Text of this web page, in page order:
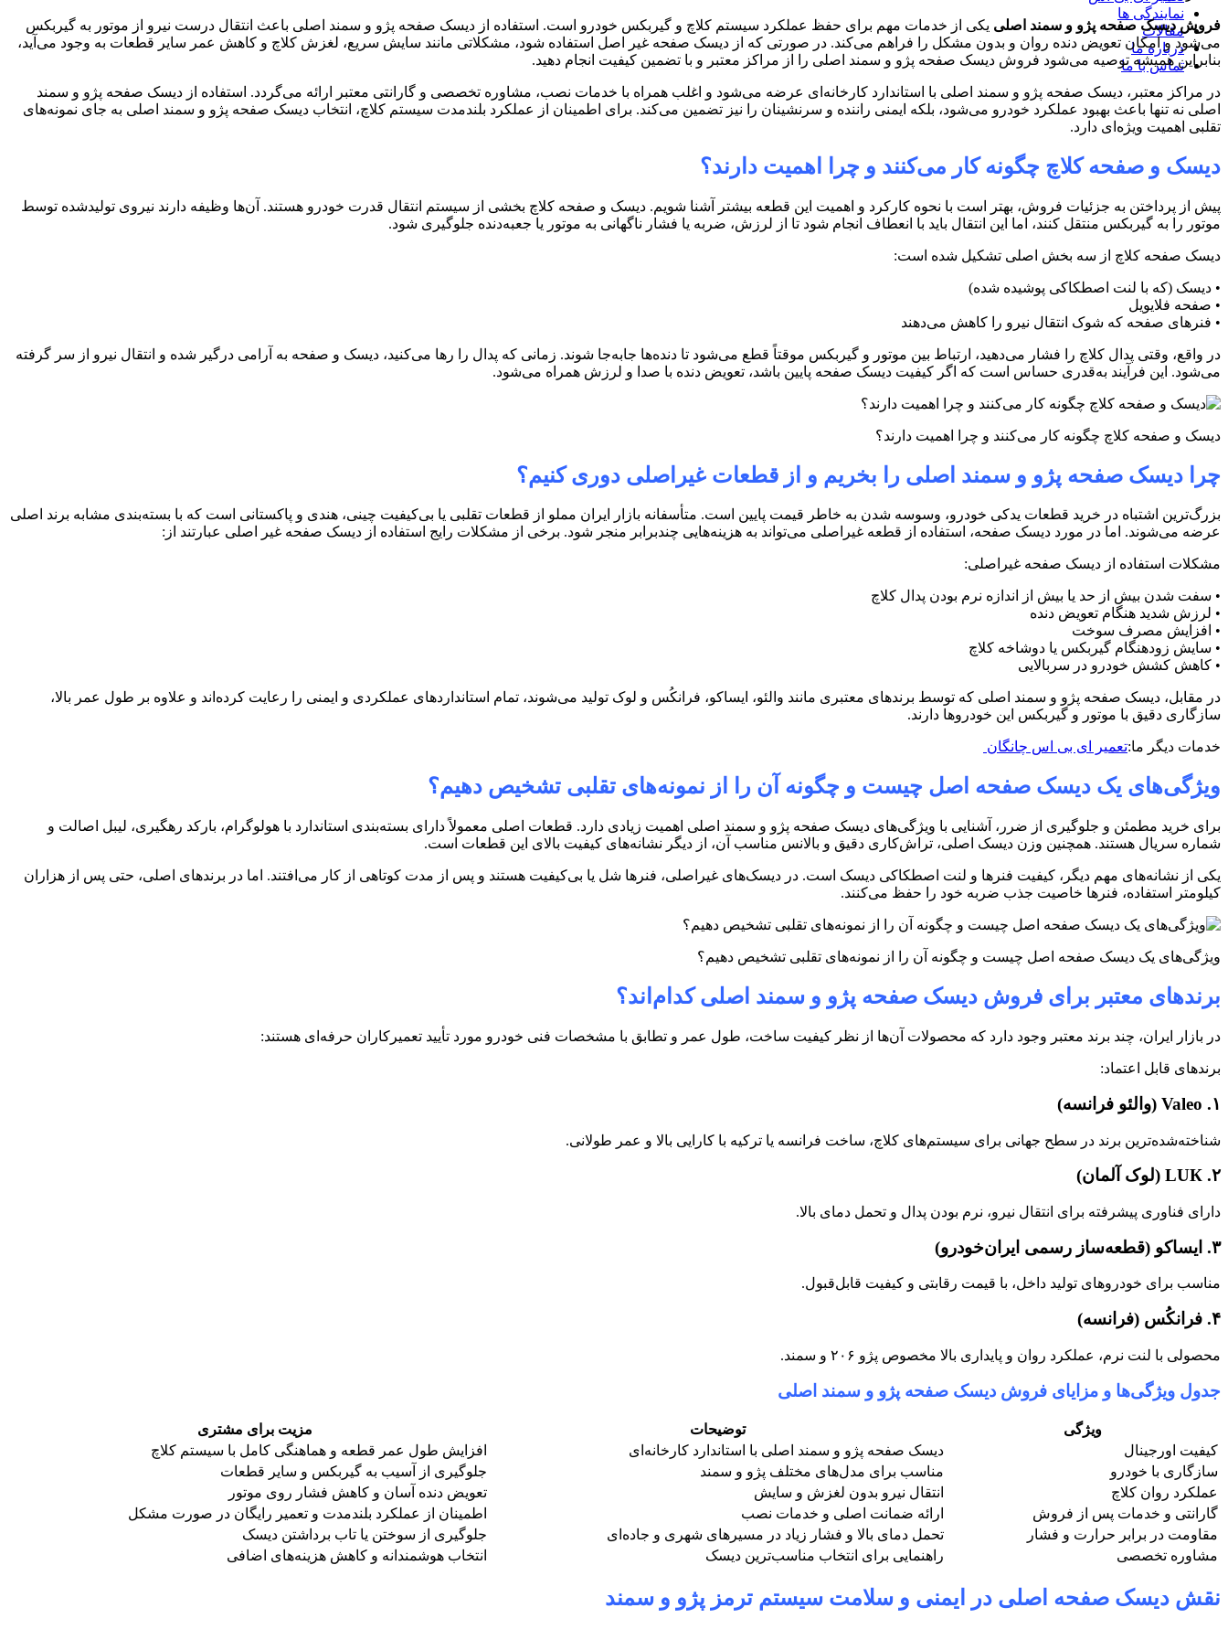
نمایندگی ها
مقالات
درباره ما
تماس با ما
فروش دیسک صفحه پژو و سمند اصلی یکی از خدمات مهم برای حفظ عملکرد سیستم کلاچ و گیربکس خودرو است. استفاده از دیسک صفحه پژو و سمند اصلی باعث انتقال درست نیرو از موتور به گیربکس
می‌شود و امکان تعویض دنده روان و بدون مشکل را فراهم می‌کند. در صورتی که از دیسک صفحه غیر اصل استفاده شود، مشکلاتی مانند سایش سریع، لغزش کلاچ و کاهش عمر سایر قطعات به وجود می‌آید،
بنابراین همیشه توصیه می‌شود فروش دیسک صفحه پژو و سمند اصلی را از مراکز معتبر و با تضمین کیفیت انجام دهید.
در مراکز معتبر، دیسک صفحه پژو و سمند اصلی با استاندارد کارخانه‌ای عرضه می‌شود و اغلب همراه با خدمات نصب، مشاوره تخصصی و گارانتی معتبر ارائه می‌گردد. استفاده از دیسک صفحه پژو و سمند
اصلی نه تنها باعث بهبود عملکرد خودرو می‌شود، بلکه ایمنی راننده و سرنشینان را نیز تضمین می‌کند. برای اطمینان از عملکرد بلندمدت سیستم کلاچ، انتخاب دیسک صفحه پژو و سمند اصلی به جای نمونه‌های
تقلبی اهمیت ویژه‌ای دارد.
دیسک و صفحه کلاچ چگونه کار می‌کنند و چرا اهمیت دارند؟
پیش از پرداختن به جزئیات فروش، بهتر است با نحوه کارکرد و اهمیت این قطعه بیشتر آشنا شویم. دیسک و صفحه کلاچ بخشی از سیستم انتقال قدرت خودرو هستند. آن‌ها وظیفه دارند نیروی تولیدشده توسط
موتور را به گیربکس منتقل کنند، اما این انتقال باید با انعطاف انجام شود تا از لرزش، ضربه یا فشار ناگهانی به موتور یا جعبه‌دنده جلوگیری شود.
دیسک صفحه کلاچ از سه بخش اصلی تشکیل شده است:
• دیسک (که با لنت اصطکاکی پوشیده شده)
• صفحه فلایویل
• فنرهای صفحه که شوک انتقال نیرو را کاهش می‌دهند
در واقع، وقتی پدال کلاچ را فشار می‌دهید، ارتباط بین موتور و گیربکس موقتاً قطع می‌شود تا دنده‌ها جابه‌جا شوند. زمانی که پدال را رها می‌کنید، دیسک و صفحه به‌ آرامی درگیر شده و انتقال نیرو از سر گرفته
می‌شود. این فرآیند به‌قدری حساس است که اگر کیفیت دیسک صفحه پایین باشد، تعویض دنده با صدا و لرزش همراه می‌شود.
دیسک و صفحه کلاچ چگونه کار می‌کنند و چرا اهمیت دارند؟
چرا دیسک صفحه پژو و سمند اصلی را بخریم و از قطعات غیراصلی دوری کنیم؟
بزرگ‌ترین اشتباه در خرید قطعات یدکی خودرو، وسوسه شدن به خاطر قیمت پایین است. متأسفانه بازار ایران مملو از قطعات تقلبی یا بی‌کیفیت چینی، هندی و پاکستانی است که با بسته‌بندی مشابه برند اصلی
عرضه می‌شوند. اما در مورد دیسک صفحه، استفاده از قطعه غیراصلی می‌تواند به هزینه‌هایی چندبرابر منجر شود. برخی از مشکلات رایج استفاده از دیسک صفحه غیر اصلی عبارتند از :
مشکلات استفاده از دیسک صفحه غیراصلی:
• سفت شدن بیش از حد یا بیش از اندازه نرم بودن پدال کلاچ
• لرزش شدید هنگام تعویض دنده
• افزایش مصرف سوخت
• سایش زودهنگام گیربکس یا دوشاخه کلاچ
• کاهش کشش خودرو در سربالایی
در مقابل، دیسک صفحه پژو و سمند اصلی که توسط برندهای معتبری مانند والئو، ایساکو، فرانکُس و لوک تولید می‌شوند، تمام استانداردهای عملکردی و ایمنی را رعایت کرده‌اند و علاوه بر طول عمر بالا،
سازگاری دقیق با موتور و گیربکس این خودروها دارند.
خدمات دیگر ما:تعمیر ای بی اس چانگان
ویژگی‌های یک دیسک صفحه اصل چیست و چگونه آن را از نمونه‌های تقلبی تشخیص دهیم؟
برای خرید مطمئن و جلوگیری از ضرر، آشنایی با ویژگی‌های دیسک صفحه پژو و سمند اصلی اهمیت زیادی دارد. قطعات اصلی معمولاً دارای بسته‌بندی استاندارد با هولوگرام، بارکد رهگیری، لیبل اصالت و
شماره سریال هستند. همچنین وزن دیسک اصلی، تراش‌کاری دقیق و بالانس مناسب آن، از دیگر نشانه‌های کیفیت بالای این قطعات است.
یکی از نشانه‌های مهم دیگر، کیفیت فنرها و لنت اصطکاکی دیسک است. در دیسک‌های غیراصلی، فنرها شل یا بی‌کیفیت هستند و پس از مدت کوتاهی از کار می‌افتند. اما در برندهای اصلی، حتی پس از هزاران
کیلومتر استفاده، فنرها خاصیت جذب ضربه خود را حفظ می‌کنند.
ویژگی‌های یک دیسک صفحه اصل چیست و چگونه آن را از نمونه‌های تقلبی تشخیص دهیم؟
برندهای معتبر برای فروش دیسک صفحه پژو و سمند اصلی کدام‌اند؟
در بازار ایران، چند برند معتبر وجود دارد که محصولات آن‌ها از نظر کیفیت ساخت، طول عمر و تطابق با مشخصات فنی خودرو مورد تأیید تعمیرکاران حرفه‌ای هستند:
برندهای قابل اعتماد:
۱.
Valeo
(والئو فرانسه)
شناخته‌شده‌ترین برند در سطح جهانی برای سیستم‌های کلاچ، ساخت فرانسه یا ترکیه با کارایی بالا و عمر طولانی.
۲.
(لوک آلمان)
دارای فناوری پیشرفته برای انتقال نیرو، نرم بودن پدال و تحمل دمای بالا.
۳. ایساکو (قطعه‌ساز رسمی ایران‌خودرو)
مناسب برای خودروهای تولید داخل، با قیمت رقابتی و کیفیت قابل‌قبول.
۴. فرانکُس (فرانسه)
محصولی با لنت نرم، عملکرد روان و پایداری بالا مخصوص پژو ۲۰۶ و سمند.
جدول ویژگی‌ها و مزایای فروش دیسک صفحه پژو و سمند اصلی
ویژگی توضیحات
مزیت برای مشتری
کیفیت اورجینال
دیسک صفحه پژو و سمند اصلی با استاندارد کارخانه‌ای
افزایش طول عمر قطعه و هماهنگی کامل با سیستم کلاچ
سازگاری با خودرو
مناسب برای مدل‌های مختلف پژو و سمند
جلوگیری از آسیب به گیربکس و سایر قطعات
عملکرد روان کلاچ
انتقال نیرو بدون لغزش و سایش
تعویض دنده آسان و کاهش فشار روی موتور
گارانتی و خدمات پس از فروش
ارائه ضمانت اصلی و خدمات نصب
اطمینان از عملکرد بلندمدت و تعمیر رایگان در صورت مشکل
مقاومت در برابر حرارت و فشار
تحمل دمای بالا و فشار زیاد در مسیرهای شهری و جاده‌ای
جلوگیری از سوختن یا تاب برداشتن دیسک
مشاوره تخصصی
راهنمایی برای انتخاب مناسب‌ترین دیسک انتخاب هوشمندانه و کاهش هزینه‌های اضافی
نقش دیسک صفحه اصلی در ایمنی و سلامت سیستم ترمز پژو و سمند